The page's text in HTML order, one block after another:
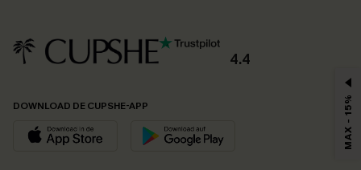
4.4
DOWNLOAD DE CUPSHE-APP MAX - 15%